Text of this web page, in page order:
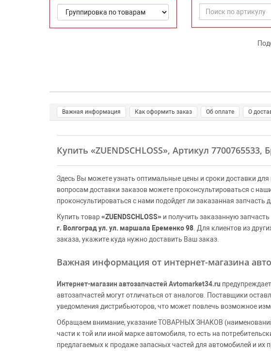
Важная информация Как оформить заказ Об оплате О
Купить «ZUENDSCHLOSS», Артикул 7700765533,
Здесь Вы можете узнать оптимальные цены и сроки доставки
вопросам доставки заказов можете проконсультироваться с
проконсультироваться с нами подойдет ли заказанная запчасть
Купить товар«ZUENDSCHLOSS» и получить заказанную
г. Волгоград ул. ул. маршала Еременко 98 . Для клиентов из
заказа, укажите куда нужно доставить Ваш заказ.
Важная информация от интернет-магазина
Интернет-магазин автозапчастей Avtomarket34.ru
автозапчастей могут отличаться от аналогов. Поставщики
уведомления дистрибьюторов, что может повлечь возможное
Обращаем внимание, указание ТОВАРНЫХ ЗНАКОВ
части к той или иной марке автомобиля, то есть на
предлагаемых к продаже запасных частей для автомобилей и их